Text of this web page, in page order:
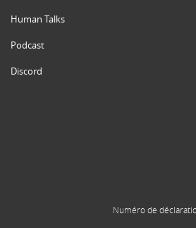
Human Talks
Podcast
Discord
Numéro de